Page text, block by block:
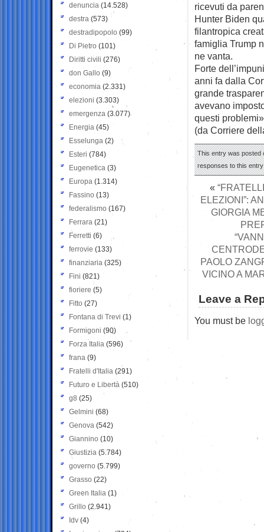
ricevuti da
Hunter Biden
filantropica
famiglia Trump
ne vanta.
Forte
anni fa dalla
grande
avevano
questi
(da Corriere
This entry was posted
responses to this
«
ELEZIONI”:
GIORGIA
PAOLO
VICINO A
Leave a
You must be
denuncia (14.528)
destra (573)
destradipopolo (99)
Di Pietro (101)
Diritti civili (276)
don Gallo (9)
economia (2.331)
elezioni (3.303)
emergenza (3.077)
Energia (45)
Esselunga (2)
Esteri (784)
Eugenetica (3)
Europa (1.314)
Fassino (13)
federalismo (167)
Ferrara (21)
Ferretti (6)
ferrovie (133)
finanziaria (325)
Fini (821)
fioriere (5)
Fitto (27)
Fontana di Trevi (1)
Formigoni (90)
Forza Italia (596)
frana (9)
Fratelli d'Italia (291)
Futuro e Libertà (510)
g8 (25)
Gelmini (68)
Genova (542)
Giannino (10)
Giustizia (5.784)
governo (5.799)
Grasso (22)
Green Italia (1)
Grillo (2.941)
Idv (4)